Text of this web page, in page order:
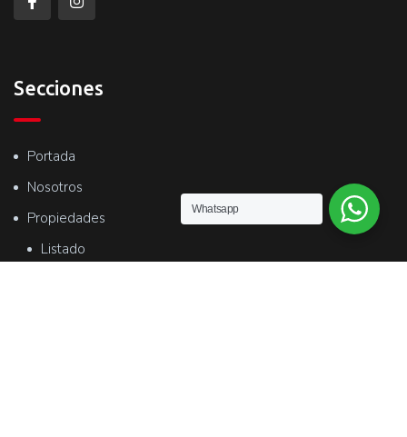
Secciones
Portada
Nosotros
Propiedades
Listado
Whatsapp